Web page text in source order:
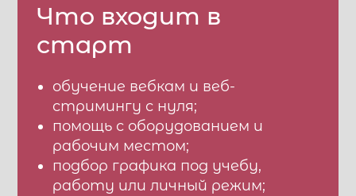
Что входит в
старт
обучение вебкам и веб-
стримингу с нуля;
помощь с оборудованием и
рабочим местом;
подбор графика под учебу,
работу или личный режим;